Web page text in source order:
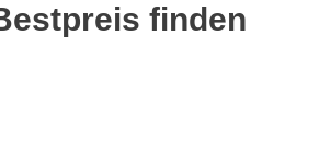
finden